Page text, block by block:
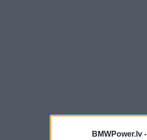
BMWPower.lv -